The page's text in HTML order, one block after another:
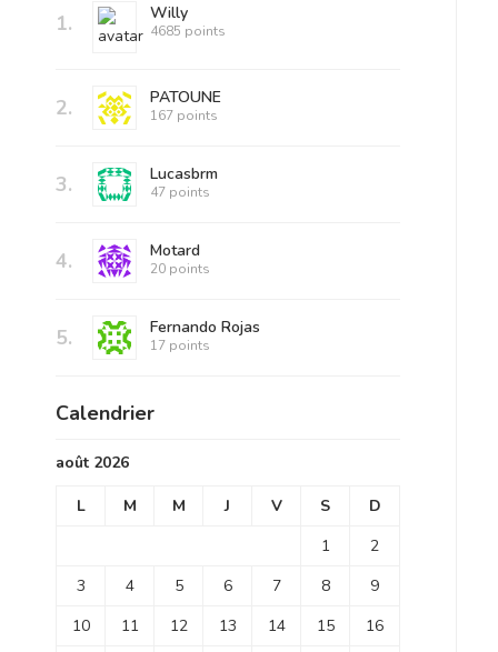
1. Willy
4685 points
2. PATOUNE
167 points
3. Lucasbrm
47 points
4. Motard
20 points
5. Fernando Rojas
17 points
Calendrier
août 2026
L M M J V S
D
1
2
3
4 5 6 7 8
9
10
11 12 13 14 15
16